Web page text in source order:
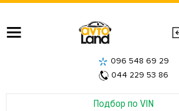
Подбор по VIN
096 548 69 29
044 229 53 86